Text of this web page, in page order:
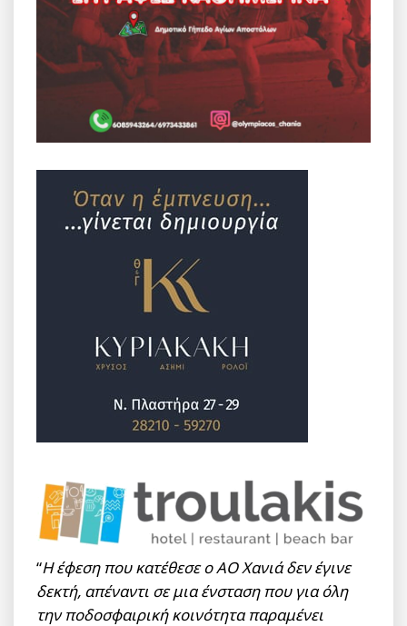
“Η έφεση που κατέθεσε ο ΑΟ Χανιά δεν έγινε
δεκτή, απέναντι σε μια ένσταση που για όλη
την ποδοσφαιρική κοινότητα παραμένει